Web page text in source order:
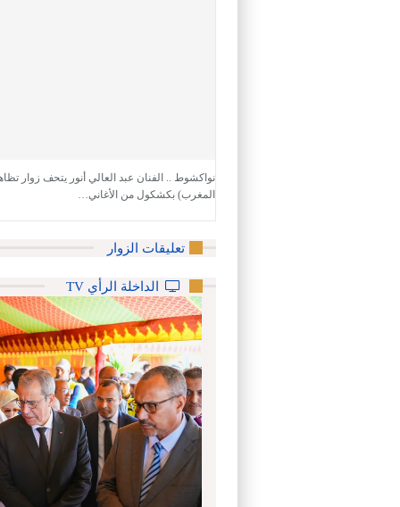
نواكشوط .. الفنان عبد العالي أنور يتحف زوار
المغرب) بكشكول من الأغاني…
تعليقات الزوار
الداخلة الرأي TV